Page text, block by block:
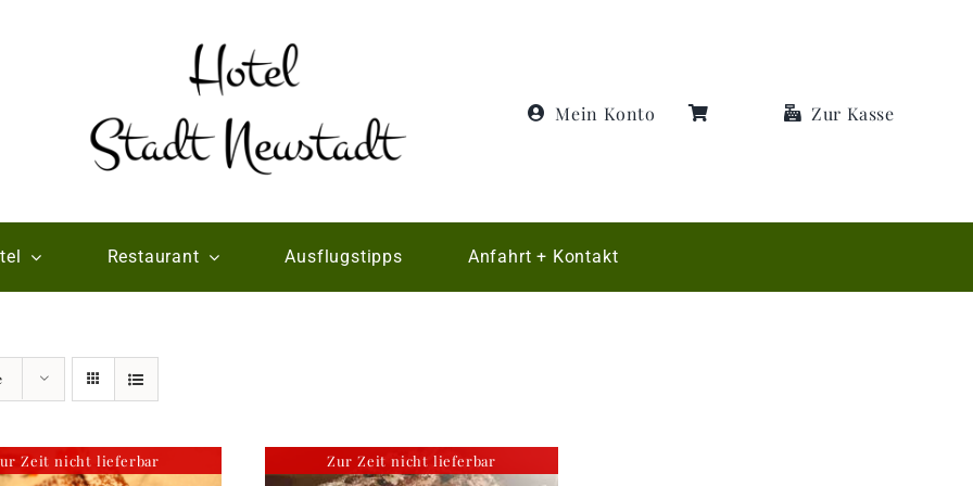
Mein Konto Zur Kasse
Restaurant Ausflugstipps Anfahrt + Kontakt
Zeit nicht lieferbar Zur Zeit nicht lieferbar